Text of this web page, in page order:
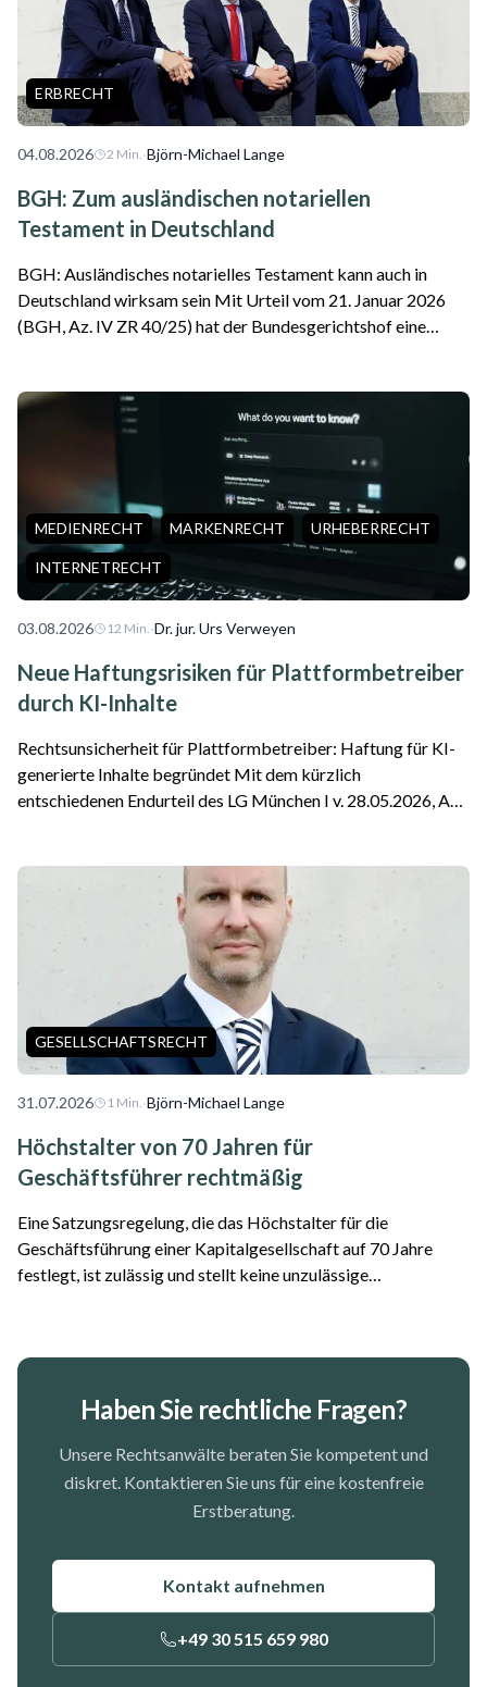
ERBRECHT
04.08.2026 2 Min.·Björn-Michael Lange
BGH: Zum ausländischen notariellen
Testament in Deutschland
BGH: Ausländisches notarielles Testament kann auch in
Deutschland wirksam sein Mit Urteil vom 21. Januar 2026
(BGH, Az. IV ZR 40/25) hat der Bundesgerichtshof eine
MEDIENRECHT MARKENRECHT URHEBERRECHT
INTERNETRECHT
03.08.2026 12 Min.·Dr. jur. Urs Verweyen
Neue Haftungsrisiken für Plattformbetreiber
durch KI-Inhalte
Rechtsunsicherheit für Plattformbetreiber: Haftung für KI-
generierte Inhalte begründet Mit dem kürzlich
entschiedenen Endurteil des LG München I v. 28.05.2026, Az.
GESELLSCHAFTSRECHT
31.07.2026 1 Min.·Björn-Michael Lange
Höchstalter von 70 Jahren für
Geschäftsführer rechtmäßig
Eine Satzungsregelung, die das Höchstalter für die
Geschäftsführung einer Kapitalgesellschaft auf 70 Jahre
festlegt, ist zulässig und stellt keine unzulässige
Haben Sie rechtliche Fragen?
Unsere Rechtsanwälte beraten Sie kompetent und
diskret. Kontaktieren Sie uns für eine kostenfreie
Erstberatung.
Kontakt aufnehmen
+49 30 515 659 980